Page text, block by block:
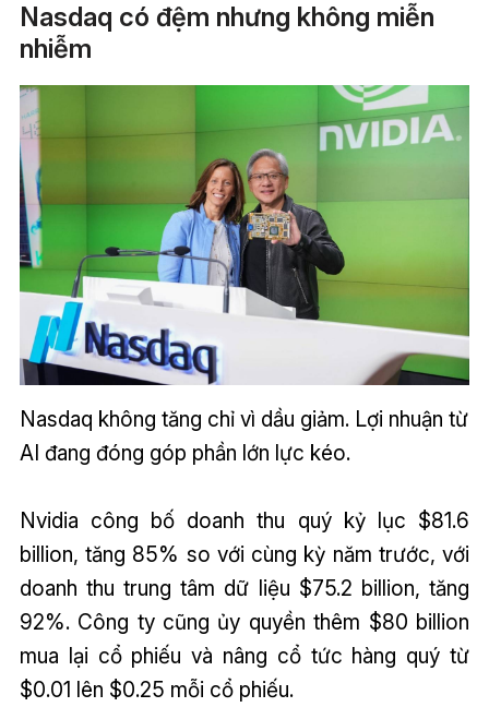
Nasdaq có đệm nhưng không miễn
nhiễm
Nasdaq không tăng chỉ vì dầu giảm. Lợi nhuận từ
AI đang đóng góp phần lớn lực kéo.
Nvidia công bố doanh thu quý kỷ lục $81.6
billion, tăng 85% so với cùng kỳ năm trước, với
doanh thu trung tâm dữ liệu $75.2 billion, tăng
92%. Công ty cũng ủy quyền thêm $80 billion
mua lại cổ phiếu và nâng cổ tức hàng quý từ
$0.01 lên $0.25 mỗi cổ phiếu.